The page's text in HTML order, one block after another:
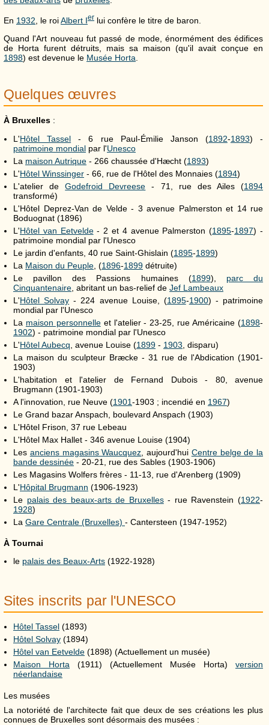
En 1932 , le roiAlbert Ier lui confère le titre de baron.
Quand l'Art nouveau fut passé de mode, énormément des édifices
de Horta furent détruits, mais sa maison (qu'il avait conçue en
1898) est devenue le Musée Horta
Quelques œuvres
À Bruxelles :
L'Hôtel Tassel - 6 rue Paul-Émilie Janson (1892-1893) -
patrimoine mondial par l'Unesco
La maison Autrique - 266 chaussée d'Hæcht (1893)
L'Hôtel Winssinger - 66, rue de l'Hôtel des Monnaies (1894)
L'atelier deGodefroid Devreese - 71, rue des Ailes (1894
transformé)
L'Hôtel Deprez-Van de Velde - 3 avenue Palmerston et 14 rue
Boduognat (1896)
L'Hôtel van Eetvelde- 2 et 4 avenue Palmerston (1895-1897) -
patrimoine mondial par l'Unesco
Le jardin d'enfants, 40 rue Saint-Ghislain (1895-1899)
La Maison du Peuple , (1896-1899 détruite)
Le pavillon des Passions humaines (1899), parc du
Cinquantenaire , abritant un bas-relief de Jef Lambeaux
L'Hôtel Solvay - 224 avenue Louise, (1895-1900) - patrimoine
mondial par l'Unesco
La maison personnelleet l'atelier - 23-25, rue Américaine (1898-
1902) - patrimoine mondial par l'Unesco
L'Hôtel Aubecq , avenue Louise (1899 - 1903 , disparu)
La maison du sculpteur Bræcke - 31 rue de l'Abdication (1901-
1903)
L'habitation et l'atelier de Fernand Dubois - 80, avenue
Brugmann (1901-1903)
A l'innovation, rue Neuve (1901-1903 ; incendié en 1967)
Le Grand bazar Anspach, boulevard Anspach (1903)
L'Hôtel Frison, 37 rue Lebeau
L'Hôtel Max Hallet - 346 avenue Louise (1904)
Les anciens magasins Waucquez , aujourd'hui Centre belge de la
bande dessinée - 20-21, rue des Sables (1903-1906)
Les Magasins Wolfers frères - 11-13, rue d'Arenberg (1909)
L'Hôpital Brugmann (1906-1923)
Le palais des beaux-arts de Bruxelles- rue Ravenstein (1922-
1928)
La Gare Centrale (Bruxelles) - Cantersteen (1947-1952)
À Tournai
le palais des Beaux-Arts (1922-1928)
Sites inscrits par l'UNESCO
Hôtel Tassel (1893)
Hôtel Solvay (1894)
Hôtel van Eetvelde (1898) (Actuellement un musée)
Maison Horta (1911) (Actuellement Musée Horta) version
néerlandaise
Les musées
La notoriété de l'architecte fait que deux de ses créations les plus
connues de Bruxelles sont désormais des musées :